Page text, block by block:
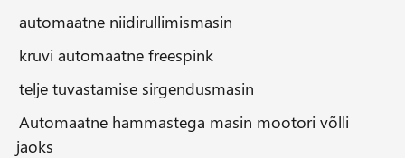
automaatne niidirullimismasin
kruvi automaatne freespink
telje tuvastamise sirgendusmasin
Automaatne hammastega masin mootori võlli
jaoks